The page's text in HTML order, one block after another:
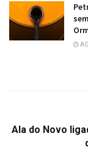
Ala do Novo